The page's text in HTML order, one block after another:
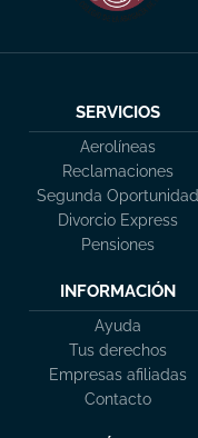
SERVICIOS
Aerolíneas
Reclamaciones
Segunda Oportunidad
Divorcio Express
Pensiones
INFORMACIÓN
Ayuda
Tus derechos
Empresas afiliadas
Contacto